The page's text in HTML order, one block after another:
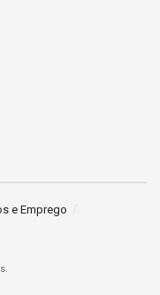
e Emprego